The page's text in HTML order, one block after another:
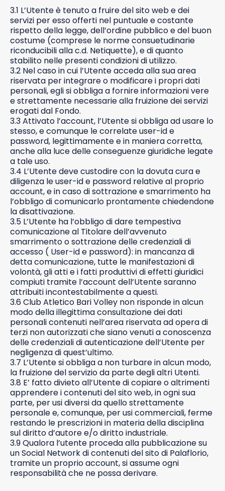
3.1 L’Utente è tenuto a fruire del sito web e dei
servizi per esso offerti nel puntuale e costante
rispetto della legge, dell’ordine pubblico e del buon
costume (comprese le norme consuetudinarie
riconducibili alla c.d. Netiquette), e di quanto
stabilito nelle presenti condizioni di utilizzo.
3.2 Nel caso in cui l’Utente acceda alla sua area
riservata per integrare o modificare i propri dati
personali, egli si obbliga a fornire informazioni vere
e strettamente necessarie alla fruizione dei servizi
erogati dal Fondo.
3.3 Attivato l’account, l’Utente si obbliga ad usare lo
stesso, e comunque le correlate user-id e
password, legittimamente e in maniera corretta,
anche alla luce delle conseguenze giuridiche legate
a tale uso.
3.4 L’Utente deve custodire con la dovuta cura e
diligenza le user-id e password relative al proprio
account, e in caso di sottrazione e smarrimento ha
l’obbligo di comunicarlo prontamente chiedendone
la disattivazione.
3.5 L’Utente ha l’obbligo di dare tempestiva
comunicazione al Titolare dell’avvenuto
smarrimento o sottrazione delle credenziali di
accesso ( User-id e password): in mancanza di
detta comunicazione, tutte le manifestazioni di
volontà, gli atti e i fatti produttivi di effetti giuridici
compiuti tramite l’account dell’Utente saranno
attribuiti incontestabilmente a questi.
3.6 Club Atletico Bari Volley non risponde in alcun
modo della illegittima consultazione dei dati
personali contenuti nell’area riservata ad opera di
terzi non autorizzati che siano venuti a conoscenza
delle credenziali di autenticazione dell’Utente per
negligenza di quest’ultimo.
3.7 L’Utente si obbliga a non turbare in alcun modo,
la fruizione del servizio da parte degli altri Utenti.
3.8 E’ fatto divieto all’Utente di copiare o altrimenti
apprendere i contenuti del sito web, in ogni sua
parte, per usi diversi da quello strettamente
personale e, comunque, per usi commerciali, ferme
restando le prescrizioni in materia della disciplina
sul diritto d’autore e/o diritto industriale.
3.9 Qualora l’utente proceda alla pubblicazione su
un Social Network di contenuti del sito di Palaflorio,
tramite un proprio account, si assume ogni
responsabilità che ne possa derivare.